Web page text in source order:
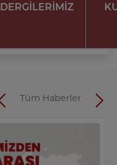
DERGİLERİMİZ
Tüm Haberler